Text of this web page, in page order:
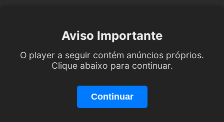
Aviso Importante
O player a seguir contém anúncios próprios.
Clique abaixo para continuar.
Continuar